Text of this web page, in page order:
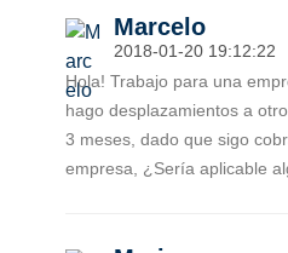
Marcelo
2018-01-20 19:12:22
Hola! Trabajo para una
hago desplazamientos a
3 meses, dado que sigo
empresa, ¿Sería aplicable